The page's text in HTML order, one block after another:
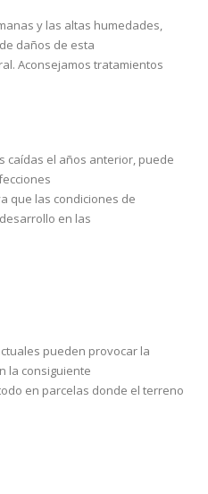
y las altas humedades,
daños de esta
Aconsejamos tratamientos
caídas el años anterior, puede
que las condiciones de
en las
pueden provocar la
la consiguiente
en parcelas donde el terreno